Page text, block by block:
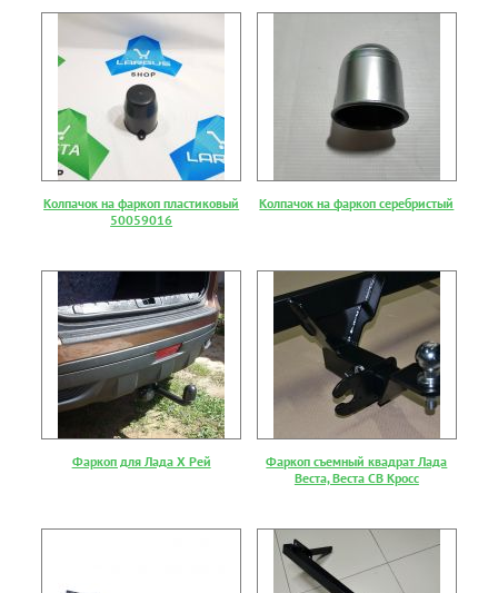
Колпачок на фаркоп пластиковый
50059016
Колпачок на фаркоп серебристый
Фаркоп для Лада Х Рей
Фаркоп съемный квадрат Лада
Веста, Веста СВ Кросс